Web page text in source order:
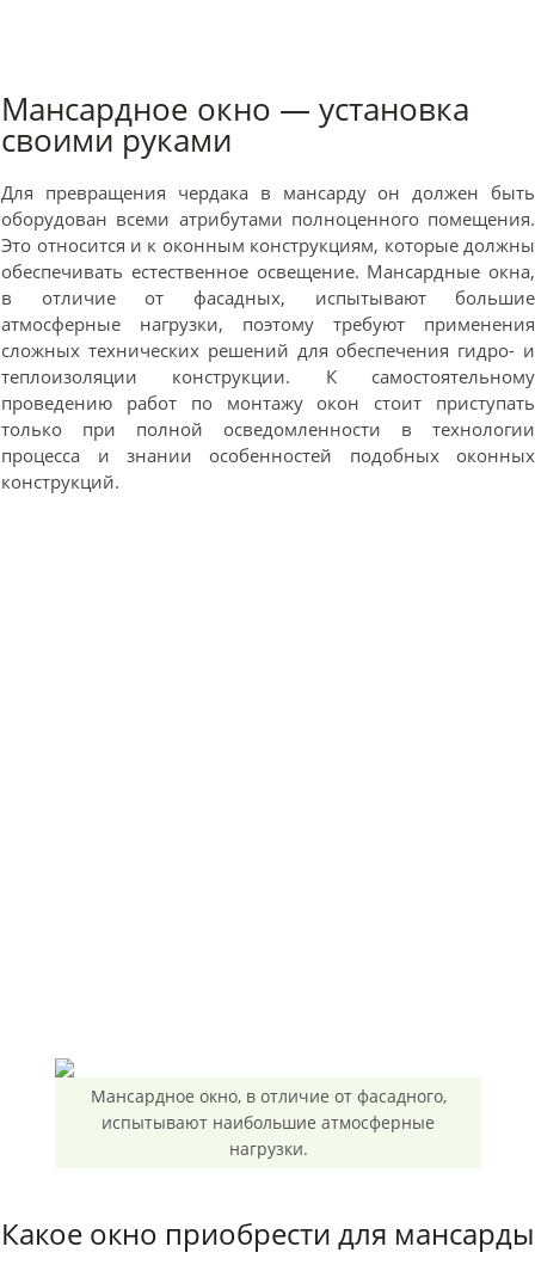
Мансардное окно — установка
своими руками
Для превращения чердака в мансарду он должен быть
оборудован всеми атрибутами полноценного помещения.
Это относится и к оконным конструкциям, которые должны
обеспечивать естественное освещение. Мансардные окна,
в отличие от фасадных, испытывают большие
атмосферные нагрузки, поэтому требуют применения
сложных технических решений для обеспечения гидро- и
теплоизоляции конструкции. К самостоятельному
проведению работ по монтажу окон стоит приступать
только при полной осведомленности в технологии
процесса и знании особенностей подобных оконных
конструкций.
Мансардное окно, в отличие от фасадного,
испытывают наибольшие атмосферные
нагрузки.
Какое окно приобрести для мансарды